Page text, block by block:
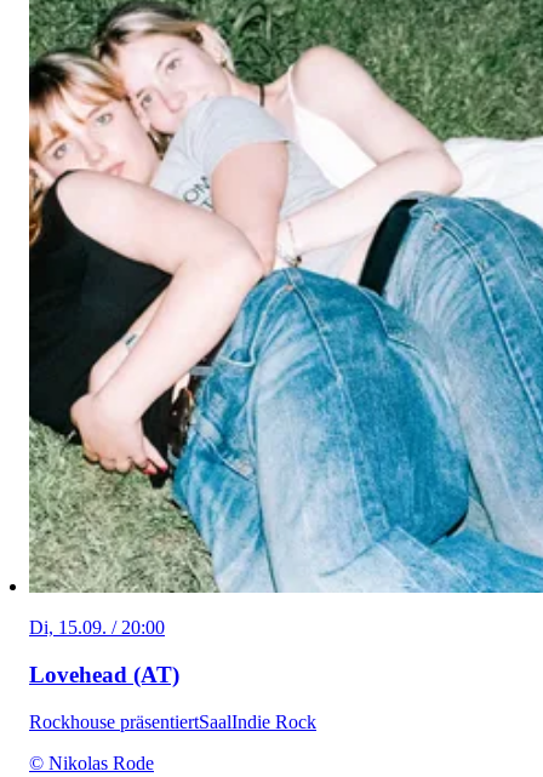
Di, 15.09. / 20:00
Lovehead (AT)
Rockhouse präsentiertSaalIndie Rock
© Nikolas Rode